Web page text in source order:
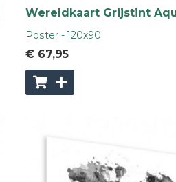
Wereldkaart Grijstint
Poster - 120x90
€ 67,95